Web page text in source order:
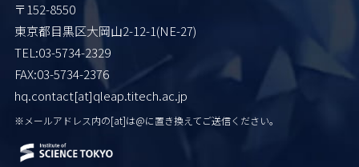
〒152-8550
東京都目黒区大岡山2-12-1(NE-27)
TEL:03-5734-2329
FAX:03-5734-2376
hq.contact[at]qleap.titech.ac.jp
※メールアドレス内の[at]は@に置き換えてご送信ください。